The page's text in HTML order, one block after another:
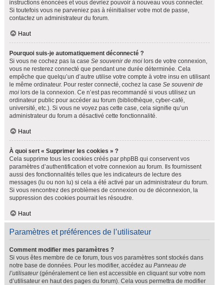
instructions énoncées et vous devriez pouvoir à nouveau vous connecter.
Si toutefois vous ne parveniez pas à réinitialiser votre mot de passe,
contactez un administrateur du forum.
Haut
Pourquoi suis-je automatiquement déconnecté ?
Si vous ne cochez pas la case Se souvenir de moi lors de votre connexion,
vous ne resterez connecté que pendant une durée déterminée. Cela
empêche que quelqu’un d’autre utilise votre compte à votre insu en utilisant
le même ordinateur. Pour rester connecté, cochez la case Se souvenir de
moi lors de la connexion. Ce n’est pas recommandé si vous utilisez un
ordinateur public pour accéder au forum (bibliothèque, cyber-café,
université, etc.). Si vous ne voyez pas cette case, cela signifie qu’un
administrateur du forum a désactivé cette fonctionnalité.
Haut
À quoi sert « Supprimer les cookies » ?
Cela supprime tous les cookies créés par phpBB qui conservent vos
paramètres d’authentification et votre connexion au forum. Ils fournissent
aussi des fonctionnalités telles que les indicateurs de lecture des
messages (lu ou non lu) si cela a été activé par un administrateur du forum.
Si vous rencontrez des problèmes de connexion ou de déconnexion, la
suppression des cookies pourrait les résoudre.
Haut
Paramètres et préférences de l’utilisateur
Comment modifier mes paramètres ?
Si vous êtes membre de ce forum, tous vos paramètres sont stockés dans
notre base de données. Pour les modifier, accédez au Panneau de
l’utilisateur(généralement ce lien est accessible en cliquant sur votre nom
d’utilisateur en haut des pages du forum). Cela vous permettra de modifier